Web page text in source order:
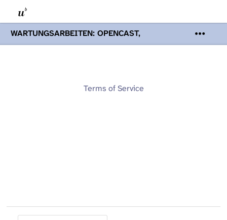
WARTUNGSARBEITEN: OPENCAST,
PODCASTS & TOBIRA
Mi 19. August
Opencast-Videos und Tobira nicht zur
Terms of Service